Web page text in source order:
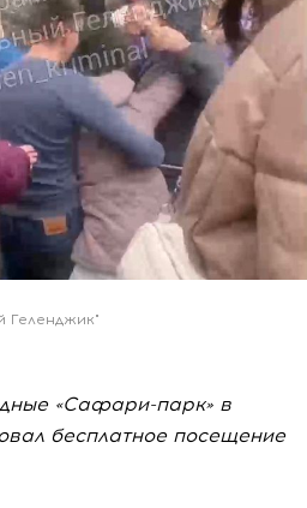
Геленджик"
«Сафари-парк» в
бесплатное посещение